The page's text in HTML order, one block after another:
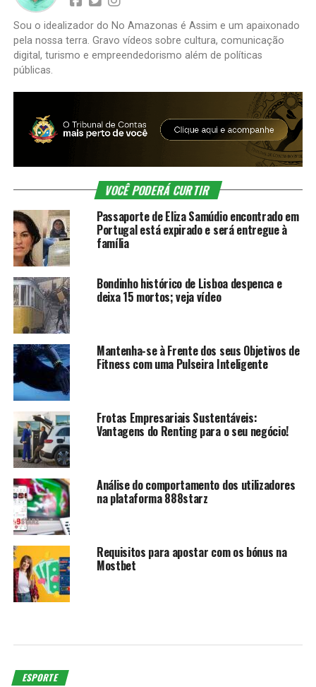
Sou o idealizador do No Amazonas é Assim e um apaixonado
pela nossa terra. Gravo vídeos sobre cultura, comunicação
digital, turismo e empreendedorismo além de políticas
públicas.
VOCÊ PODERÁ CURTIR
Passaporte de Eliza Samúdio encontrado em
Portugal está expirado e será entregue à
família
Bondinho histórico de Lisboa despenca e
deixa 15 mortos; veja vídeo
Mantenha-se à Frente dos seus Objetivos de
Fitness com uma Pulseira Inteligente
Frotas Empresariais Sustentáveis:
Vantagens do Renting para o seu negócio!
Análise do comportamento dos utilizadores
na plataforma 888starz
Requisitos para apostar com os bónus na
Mostbet
ESPORTE